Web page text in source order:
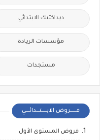
ديداكتيك الابتدائي
مؤسسات الريادة
مستجدات
فــــــروض الابـــــتـــدائــــي
فروض المستوى الأول